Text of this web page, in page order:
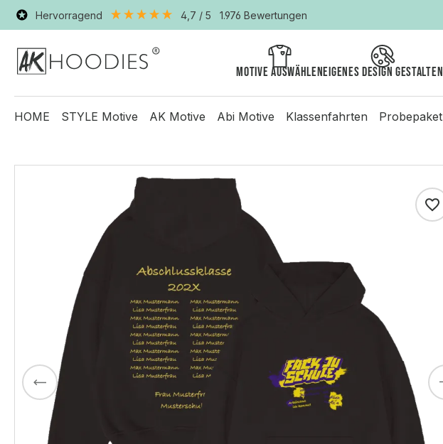
Hervorragend 4,7 / 5 1.976 Bewertungen
Motive auswählenEigenes Design gestalten
HOME STYLE Motive AK Motive Abi Motive Klassenfahrten Probepaket